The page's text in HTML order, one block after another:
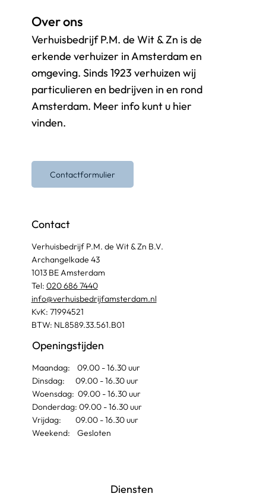
Diensten
Contact
Verhuisbedrijf P.M. de Wit & Zn B.V.
Archangelkade 43
1013 BE Amsterdam
Tel: 020 686 7440
info@verhuisbedrijfamsterdam.nl​
KvK: 71994521
BTW: NL8589.33.561.B01
Openingstijden
Maandag: 09.00 - 16.30 uur
Dinsdag: 09.00 - 16.30 uur
Woensdag: 09.00 - 16.30 uur
Donderdag: 09.00 - 16.30 uur
Vrijdag: 09.00 - 16.30 uur
Weekend: Gesloten
Over ons
Verhuisbedrijf P.M. de Wit & Zn is de
erkende verhuizer in Amsterdam en
omgeving. Sinds 1923 verhuizen wij
particulieren en bedrijven in en rond
Amsterdam. Meer info kunt u hier
vinden.
Contactformulier